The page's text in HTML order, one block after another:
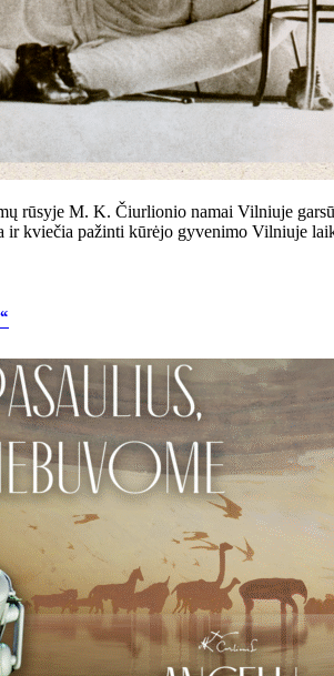
rūsyje M. K. Čiurlionio namai Vilniuje
ir kviečia pažinti kūrėjo gyvenimo Vilniuje